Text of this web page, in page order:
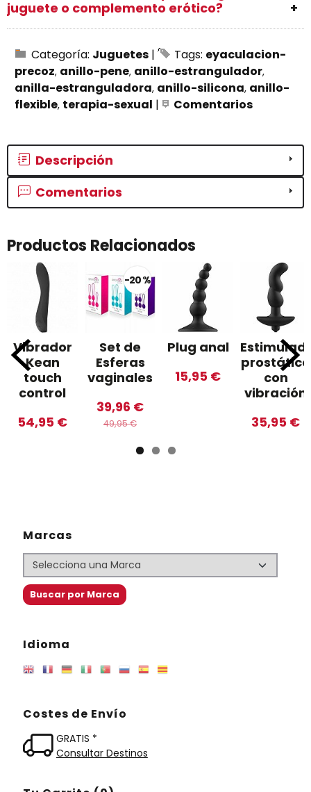
Marcas
Idioma
Costes de Envío
GRATIS *
Consultar Destinos
juguete o complemento erótico?
Categoría: Juguetes | Tags: eyaculacion-
precoz anillo-pene anillo-estrangulador
anilla-estranguladora anillo-silicona anillo-
flexible terapia-sexual | Comentarios
Descripción
Comentarios
Productos Relacionados
Vibrador
Kean
touch
control
54,95 €
-20 %
Set de
Esferas
vaginales
39,96 €
49,95 €
Plug anal
15,95 €
prostático
con
vibración
35,95 €